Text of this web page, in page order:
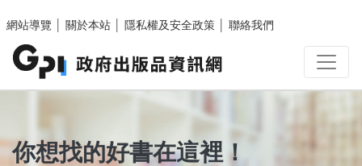
網站導覽
關於本站 隱私權及安全政策 聯絡我們
你想找的好書在這裡！